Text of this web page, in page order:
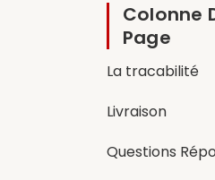
Colonne
Page
La tracabilité
Livraison
Questions